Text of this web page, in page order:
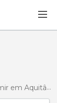
em Aquitânia